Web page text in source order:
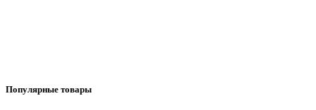
Популярные товары